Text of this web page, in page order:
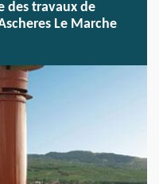
des travaux de
Le Marche